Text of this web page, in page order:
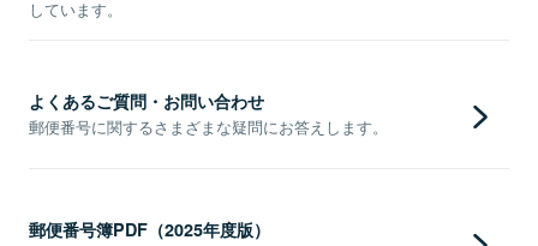
しています。
よくあるご質問・お問い合わせ
郵便番号に関するさまざまな疑問にお答えします。
郵便番号簿PDF（2025年度版）